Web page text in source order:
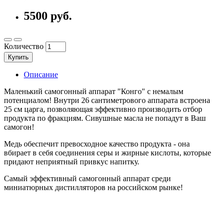
5500 руб.
Количество
Купить
Описание
Маленький самогонный аппарат "Конго" с немалым
потенциалом! Внутри 26 сантиметрового аппарата встроена
25 см царга, позволяющая эффективно производить отбор
продукта по фракциям. Сивушные масла не попадут в Ваш
самогон!
Медь обеспечит превосходное качество продукта - она
вбирает в себя соединения серы и жирные кислоты, которые
придают неприятный привкус напитку.
Самый эффективный самогонный аппарат среди
миниатюрных дистилляторов на российском рынке!